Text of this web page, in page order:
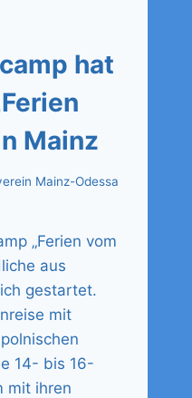
hat
Mainz
Mainz-Odessa
„Ferien vom
aus
gestartet.
mit
14- bis 16-
mit ihren